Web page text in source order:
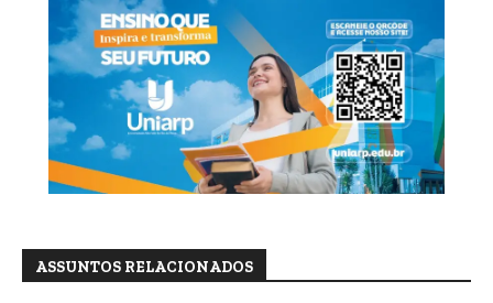
ASSUNTOS RELACIONADOS